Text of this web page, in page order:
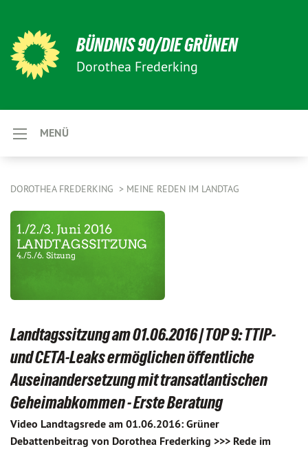
BÜNDNIS 90/DIE GRÜNEN
Dorothea Frederking
MENÜ
DOROTHEA FREDERKING MEINE REDEN IM LANDTAG
Landtagssitzung am 01.06.2016 | TOP 9: TTIP-
und CETA-Leaks ermöglichen öffentliche
Auseinandersetzung mit transatlantischen
Geheimabkommen - Erste Beratung
Video Landtagsrede am 01.06.2016: Grüner
Debattenbeitrag von Dorothea Frederking >>> Rede im